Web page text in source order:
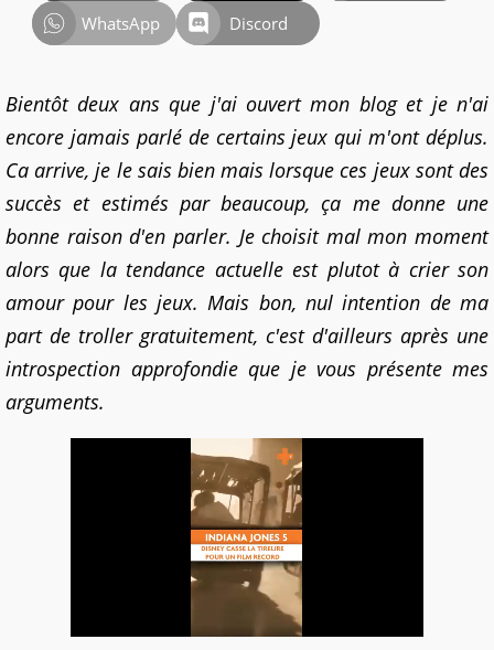
WhatsApp
Discord
Bientôt deux ans que j'ai ouvert mon blog et je n'ai
encore jamais parlé de certains jeux qui m'ont déplus.
Ca arrive, je le sais bien mais lorsque ces jeux sont des
succès et estimés par beaucoup, ça me donne une
bonne raison d'en parler. Je choisit mal mon moment
alors que la tendance actuelle est plutot à crier son
amour pour les jeux. Mais bon, nul intention de ma
part de troller gratuitement, c'est d'ailleurs après une
introspection approfondie que je vous présente mes
arguments.